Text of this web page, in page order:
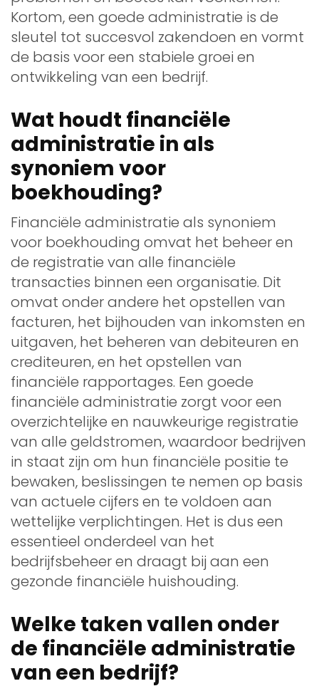
Kortom, een goede administratie is de
sleutel tot succesvol zakendoen en vormt
de basis voor een stabiele groei en
ontwikkeling van een bedrijf.
Wat houdt financiële
administratie in als
synoniem voor
boekhouding?
Financiële administratie als synoniem
voor boekhouding omvat het beheer en
de registratie van alle financiële
transacties binnen een organisatie. Dit
omvat onder andere het opstellen van
facturen, het bijhouden van inkomsten en
uitgaven, het beheren van debiteuren en
crediteuren, en het opstellen van
financiële rapportages. Een goede
financiële administratie zorgt voor een
overzichtelijke en nauwkeurige registratie
van alle geldstromen, waardoor bedrijven
in staat zijn om hun financiële positie te
bewaken, beslissingen te nemen op basis
van actuele cijfers en te voldoen aan
wettelijke verplichtingen. Het is dus een
essentieel onderdeel van het
bedrijfsbeheer en draagt bij aan een
gezonde financiële huishouding.
Welke taken vallen onder
de financiële administratie
van een bedrijf?